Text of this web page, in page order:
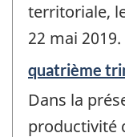
territoriale,
22 mai 2019.
Période
référence
de
quatrième
Dans la
productivité